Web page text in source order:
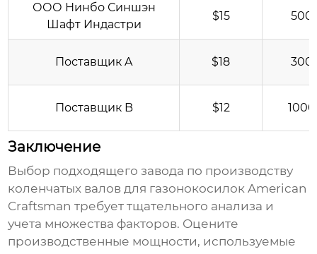
ООО Нинбо Синшэн
Шафт Индастри
$15 500
Поставщик A $18 300
Поставщик B $12
Заключение
Выбор подходящегозавода по производству
коленчатых валов для газонокосилок American
Craftsman требует тщательного анализа и
учета множества факторов. Оцените
производственные мощности, используемые